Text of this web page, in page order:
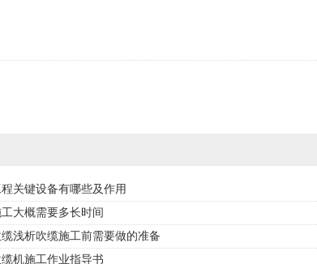
关键设备有哪些及作用
大概需要多长时间
浅析吹缆施工前需要做的准备
机施工作业指导书